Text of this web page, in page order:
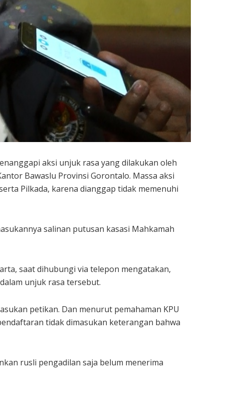
aksi unjuk rasa yang dilakukan oleh
Bawaslu Provinsi Gorontalo. Massa aksi
Pilkada, karena dianggap tidak memenuhi
salinan putusan kasasi Mahkamah
saat dihubungi via telepon mengatakan,
unjuk rasa tersebut.
petikan. Dan menurut pemahaman KPU
tidak dimasukan keterangan bahwa
rusli pengadilan saja belum menerima